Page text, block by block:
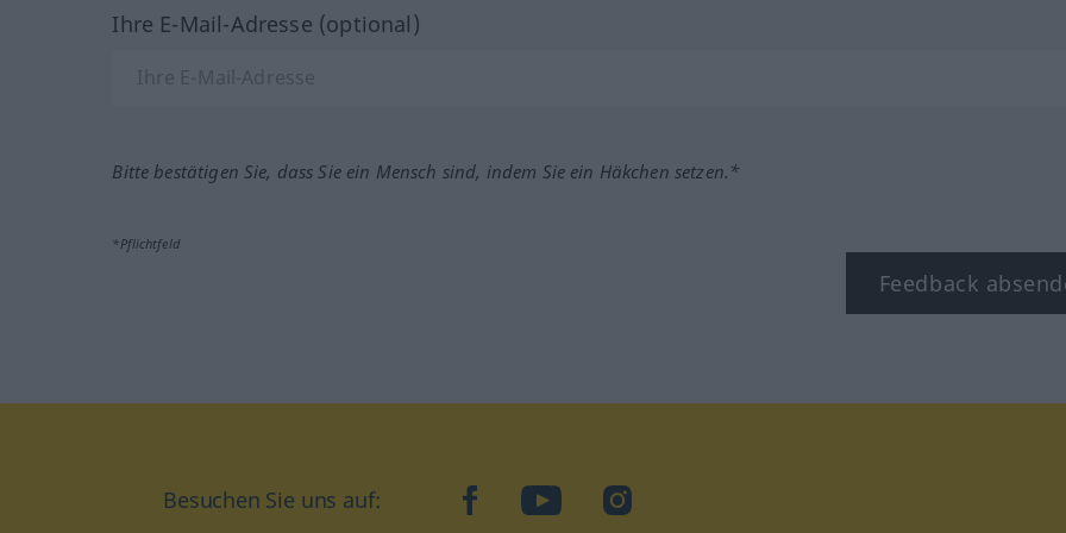
Ihre E-Mail-Adresse (optional)
Bitte bestätigen Sie, dass Sie ein Mensch sind, indem Sie ein Häkchen setzen.*
*Pflichtfeld
Feedback
Besuchen Sie uns auf: facebookYouTubeInstagram